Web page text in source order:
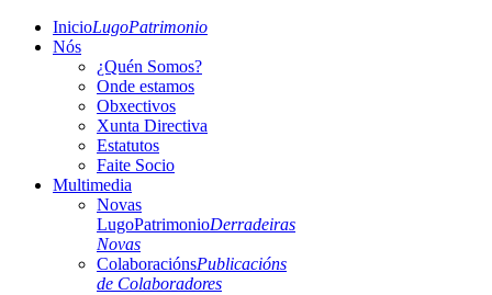
InicioLugoPatrimonio
Nós
¿Quén Somos?
Onde estamos
Obxectivos
Xunta Directiva
Estatutos
Faite Socio
Multimedia
Novas
LugoPatrimonioDerradeiras
Novas
ColaboraciónsPublicacións
de Colaboradores